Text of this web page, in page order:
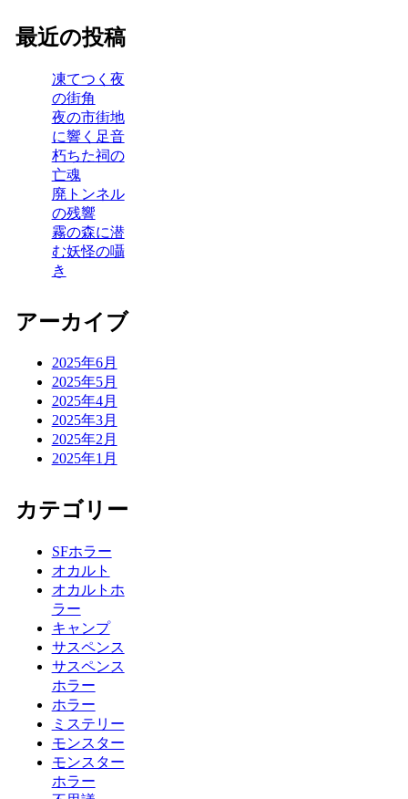
最近の投稿
凍てつく夜
の街角
夜の市街地
に響く足音
朽ちた祠の
亡魂
廃トンネル
の残響
霧の森に潜
む妖怪の囁
き
アーカイブ
2025年6月
2025年5月
2025年4月
2025年3月
2025年2月
2025年1月
カテゴリー
SFホラー
オカルト
オカルトホ
ラー
キャンプ
サスペンス
サスペンス
ホラー
ホラー
ミステリー
モンスター
モンスター
ホラー